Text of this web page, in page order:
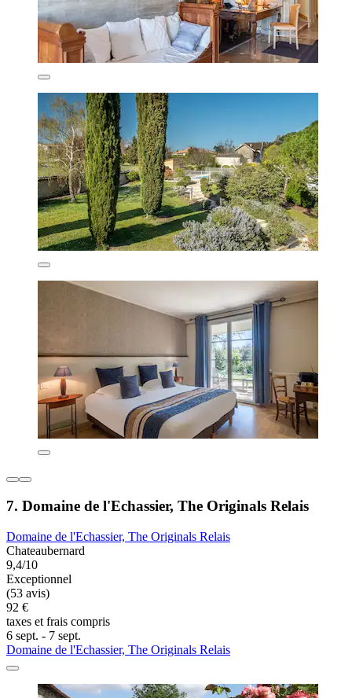
7. Domaine de l'Echassier, The Originals Relais
Domaine de l'Echassier, The Originals Relais
Chateaubernard
9,4/10
Exceptionnel
(53 avis)
92 €
taxes et frais compris
6 sept. - 7 sept.
Domaine de l'Echassier, The Originals Relais